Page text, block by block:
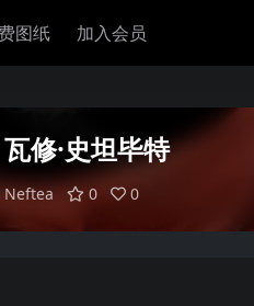
图纸 加入会员
修·史坦毕特
Neftea 0 0